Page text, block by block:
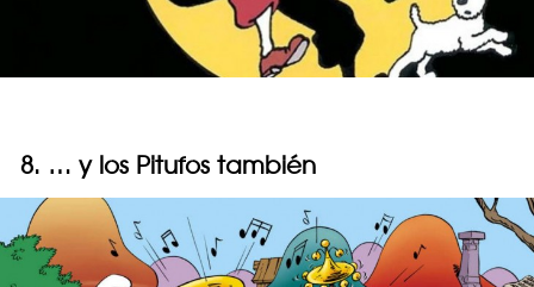
8. … y los Pitufos también